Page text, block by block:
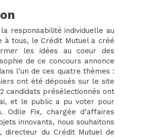
responsabilité individuelle au
à tous, le Crédit Mutuel a créé
les idées au coeur des
de ce concours annonce
l’un de ces quatre thèmes :
ont été déposés sur le site
candidats présélectionnés ont
et le public a pu voter pour
Fix, chargée d’affaires
innovants, nous souhaitons
du Crédit Mutuel de